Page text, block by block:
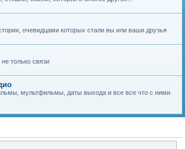
очевидцами которых стали вы или ваши друзья
только связи
мультфильмы, даты выхода и все все что с ними